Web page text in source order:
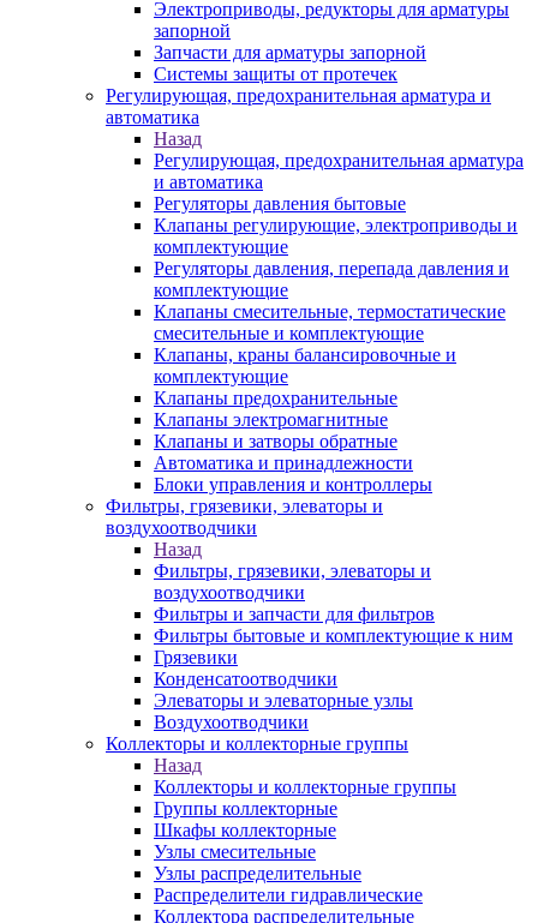
Электроприводы, редукторы для арматуры
запорной
Запчасти для арматуры запорной
Системы защиты от протечек
Регулирующая, предохранительная арматура и
автоматика
Назад
Регулирующая, предохранительная арматура
и автоматика
Регуляторы давления бытовые
Клапаны регулирующие, электроприводы и
комплектующие
Регуляторы давления, перепада давления и
комплектующие
Клапаны смесительные, термостатические
смесительные и комплектующие
Клапаны, краны балансировочные и
комплектующие
Клапаны предохранительные
Клапаны электромагнитные
Клапаны и затворы обратные
Автоматика и принадлежности
Блоки управления и контроллеры
Фильтры, грязевики, элеваторы и
воздухоотводчики
Назад
Фильтры, грязевики, элеваторы и
воздухоотводчики
Фильтры и запчасти для фильтров
Фильтры бытовые и комплектующие к ним
Грязевики
Конденсатоотводчики
Элеваторы и элеваторные узлы
Воздухоотводчики
Коллекторы и коллекторные группы
Назад
Коллекторы и коллекторные группы
Группы коллекторные
Шкафы коллекторные
Узлы смесительные
Узлы распределительные
Распределители гидравлические
Коллектора распределительные